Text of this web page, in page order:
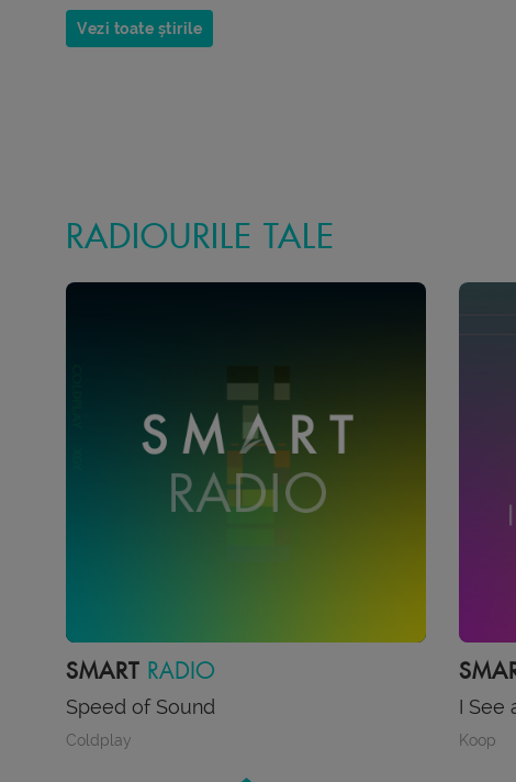
Vezi toate știrile
RADIOURILE TALE
SMART IN LOUNGE
I See a Different You
Koop
Soul